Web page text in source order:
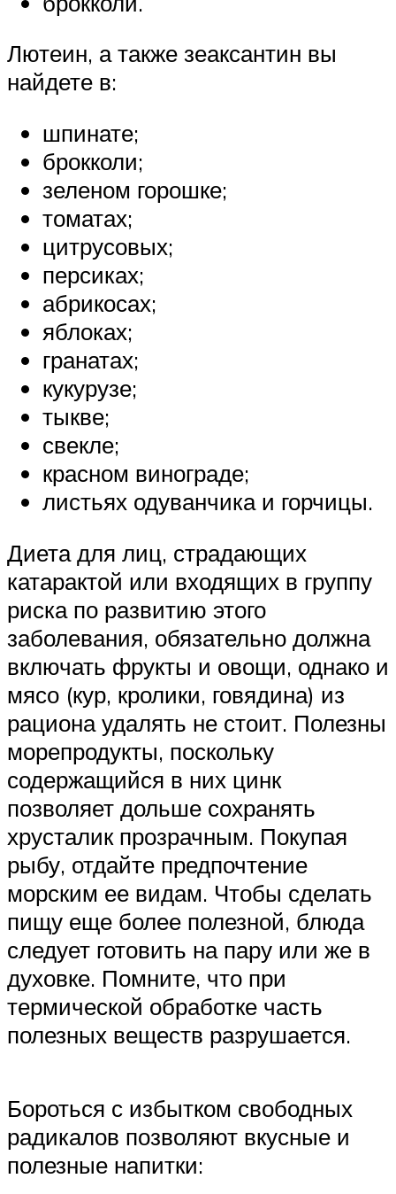
Лютеин, а также зеаксантин вы
найдете в:
шпинате;
брокколи;
зеленом горошке;
томатах;
цитрусовых;
персиках;
абрикосах;
яблоках;
гранатах;
кукурузе;
тыкве;
свекле;
красном винограде;
листьях одуванчика и горчицы.
Диета для лиц, страдающих
катарактой или входящих в группу
риска по развитию этого
заболевания, обязательно должна
включать фрукты и овощи, однако и
мясо (кур, кролики, говядина) из
рациона удалять не стоит. Полезны
морепродукты, поскольку
содержащийся в них цинк
позволяет дольше сохранять
хрусталик прозрачным. Покупая
рыбу, отдайте предпочтение
морским ее видам. Чтобы сделать
пищу еще более полезной, блюда
следует готовить на пару или же в
духовке. Помните, что при
термической обработке часть
полезных веществ разрушается.
Бороться с избытком свободных
радикалов позволяют вкусные и
полезные напитки: